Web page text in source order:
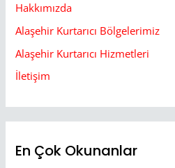
Hakkımızda
Alaşehir Kurtarıcı Bölgelerimiz
Alaşehir Kurtarıcı Hizmetleri
İletişim
En Çok Okunanlar